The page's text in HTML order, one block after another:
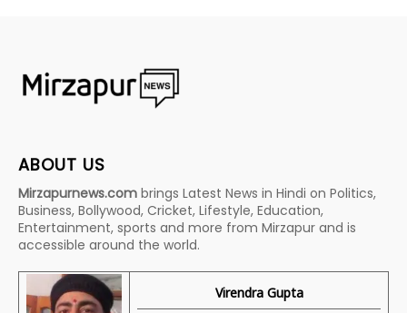
ABOUT US
Mirzapurnews.com brings Latest News in Hindi on Politics,
Business, Bollywood, Cricket, Lifestyle, Education,
Entertainment, sports and more from Mirzapur and is
accessible around the world.
Virendra Gupta